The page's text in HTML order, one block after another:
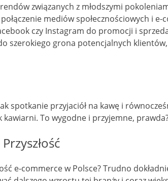
związanych z młodszymi
mediów społecznościowych i
czy Instagram do promocji i
szerokiego grona potencjalnych
spotkanie przyjaciół na kawę i
kawiarni. To wygodne i przyjemne,
e-commerce w Polsce? Trudno